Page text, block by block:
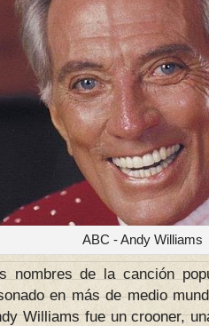
ABC - Andy Williams
nombres de la canción
en más de medio
Williams fue un crooner,